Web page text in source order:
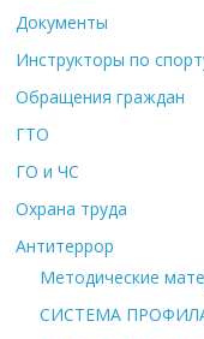
Документы
Инструкторы по
Обращения граждан
ГТО
ГО и ЧС
Охрана труда
Антитеррор
Методические
СИСТЕМА